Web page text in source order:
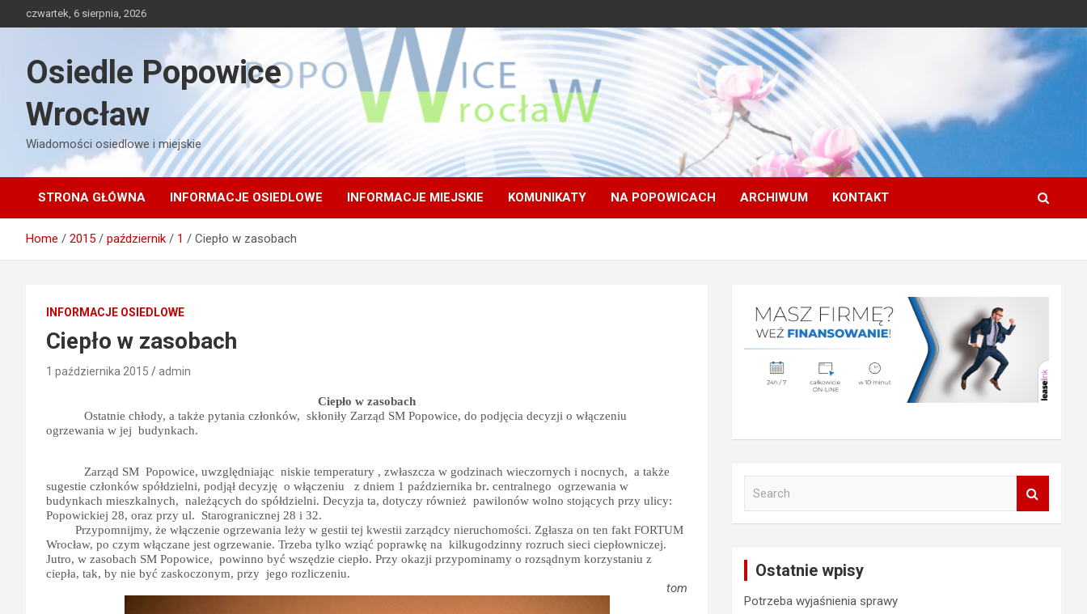
to
czwartek, 6 sierpnia, 2026
Osiedle Popowice
Wrocław
Wiadomości osiedlowe i miejskie
STRONA GŁÓWNA INFORMACJE OSIEDLOWE INFORMACJE MIEJSKIE KOMUNIKATY NA POPOWICACH ARCHIWUM KONTAKT
Home 2015 październik 1 Ciepło w zasobach
INFORMACJE OSIEDLOWE
Ciepło w zasobach
1 października 2015 admin
Ciepło w zasobach
Ostatnie chłody, a także pytania członków, skłoniły Zarząd SM Popowice, do podjęcia decyzji o włączeniu
ogrzewania w jej budynkach.
Zarząd SM Popowice, uwzględniając niskie temperatury , zwłaszcza w godzinach wieczornych i nocnych, a także
sugestie członków spółdzielni, podjął decyzję o włączeniu z dniem 1 października br. centralnego ogrzewania w
budynkach mieszkalnych, należących do spółdzielni. Decyzja ta, dotyczy również pawilonów wolno stojących przy ulicy:
Popowickiej 28, oraz przy ul.
Starogranicznej 28 i 32.
Przypomnijmy, że włączenie ogrzewania leży w gestii tej kwestii zarządcy nieruchomości. Zgłasza on ten fakt FORTUM
Wrocław, po czym włączane jest ogrzewanie. Trzeba tylko wziąć poprawkę na kilkugodzinny rozruch sieci ciepłowniczej.
Jutro, w zasobach SM Popowice, powinno być wszędzie ciepło. Przy okazji przypominamy o rozsądnym korzystaniu z
ciepła, tak, by nie być zaskoczonym, przy jego rozliczeniu.
tom
Ostatnie wpisy
Potrzeba wyjaśnienia sprawy